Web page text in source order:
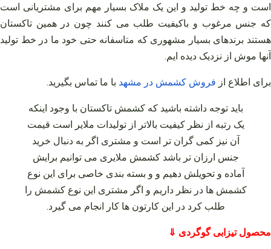
است و چه خط تولید و این یک ملاک بسیار مهم برای مشتریانی است
که جنس مرغوب و باکیفیت طلب می‌ کنند چون در همین تاکستان
هستند برندهای بسیار مشهوری که متاسفانه حتی خود ما در خط تولید
آنها موش از نزدیک دیده‌ ایم.
برای اطلاع از فروش کشمش در مشهد با ما تماس بگیرید.
باید توجه داشته باشید که کشمش تاکستان با وجود اینکه
یک رتبه از نظر کیفیت بالاتر از تولیدات ملایر است قیمت
آن نیز کمی گران‌ تر است و مشتری اگر به دنبال خرید
جنس ارزان‌ تر باشد کشمش ملایری می‌ توانیم برایش
آماده و تحویلش دهیم و و بسته‌ بندی خاصی برای این نوع
کشمش‌ ها در نظر داریم و اگر مشتری این نوع کشمش را
طلب کرد در این کارتون‌ ها کار انجام می‌ گیرد.
محصول تیزابی گوگردی ⇓